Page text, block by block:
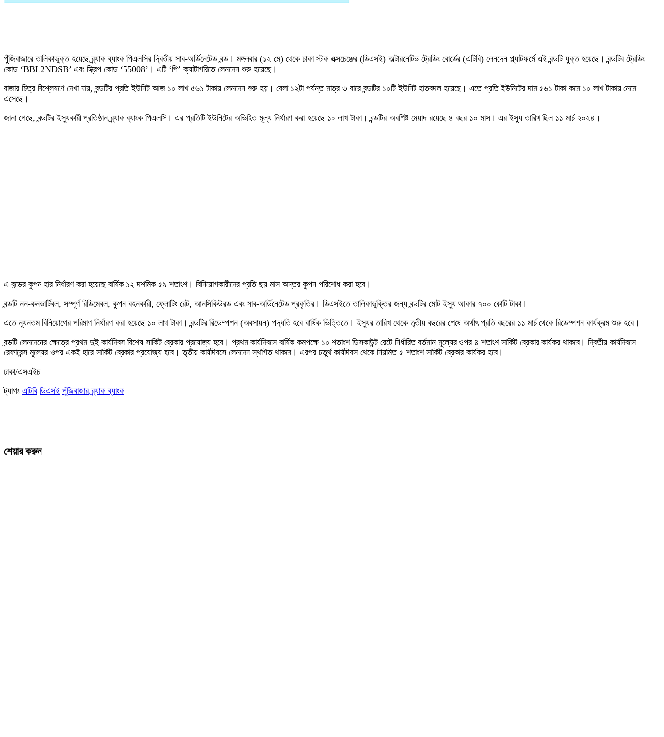
পুঁজিবাজারে তালিকাভুক্ত হয়েছে ব্র্যাক ব্যাংক পিএলসির দ্বিতীয় সাব-অর্ডিনেটেড বন্ড। মঙ্গলবার (১২ মে) থেকে ঢাকা স্টক এক্সচেঞ্জের (ডিএসই) অল্টারনেটিভ ট্রেডিং বোর্ডের (এটিবি) লেনদেন প্ল্যাটফর্মে এই বন্ডটি যুক্ত হয়েছে। বন্ডটির ট্রেডিং
কোড ‘BBL2NDSB’ এবং স্ক্রিপ কোড ‘55008’। এটি ‘পি’ ক্যাটাগরিতে লেনদেন শুরু হয়েছে।
বাজার চিত্র বিশ্লেষণে দেখা যায়, বন্ডটির প্রতি ইউনিট আজ ১০ লাখ ৫৬১ টাকায় লেনদেন শুরু হয়। বেলা ১২টা পর্যন্ত মাত্র ৩ বারে বন্ডটির ১০টি ইউনিট হাতবদল হয়েছে। এতে প্রতি ইউনিটের দাম ৫৬১ টাকা কমে ১০ লাখ টাকায় নেমে
এসেছে।
জানা গেছে, বন্ডটির ইস্যুকারী প্রতিষ্ঠান ব্র্যাক ব্যাংক পিএলসি। এর প্রতিটি ইউনিটের অভিহিত মূল্য নির্ধারণ করা হয়েছে ১০ লাখ টাকা। বন্ডটির অবশিষ্ট মেয়াদ রয়েছে ৪ বছর ১০ মাস। এর ইস্যু তারিখ ছিল ১১ মার্চ ২০২৪।
এ বন্ডের কুপন হার নির্ধারণ করা হয়েছে বার্ষিক ১২ দশমিক ৫৯ শতাংশ। বিনিয়োগকারীদের প্রতি ছয় মাস অন্তর কুপন পরিশোধ করা হবে।
বন্ডটি নন-কনভার্টিবল, সম্পূর্ণ রিডিমেবল, কুপন বহনকারী, ফ্লোটিং রেট, আনসিকিউরড এবং সাব-অর্ডিনেটেড প্রকৃতির। ডিএসইতে তালিকাভুক্তির জন্য বন্ডটির মোট ইস্যু আকার ৭০০ কোটি টাকা।
এতে ন্যূনতম বিনিয়োগের পরিমাণ নির্ধারণ করা হয়েছে ১০ লাখ টাকা। বন্ডটির রিডেম্পশন (অবসায়ন) পদ্ধতি হবে বার্ষিক ভিত্তিতে। ইস্যুর তারিখ থেকে তৃতীয় বছরের শেষে অর্থাৎ প্রতি বছরের ১১ মার্চ থেকে রিডেম্পশন কার্যক্রম শুরু হবে।
বন্ডটি লেনদেনের ক্ষেত্রে প্রথম দুই কার্যদিবস বিশেষ সার্কিট ব্রেকার প্রযোজ্য হবে। প্রথম কার্যদিবসে বার্ষিক কমপক্ষে ১০ শতাংশ ডিসকাউন্ট রেটে নির্ধারিত বর্তমান মূল্যের ওপর ৪ শতাংশ সার্কিট ব্রেকার কার্যকর থাকবে। দ্বিতীয় কার্যদিবসে
রেফারেন্স মূল্যের ওপর একই হারে সার্কিট ব্রেকার প্রযোজ্য হবে। তৃতীয় কার্যদিবসে লেনদেন স্থগিত থাকবে। এরপর চতুর্থ কার্যদিবস থেকে নিয়মিত ৫ শতাংশ সার্কিট ব্রেকার কার্যকর হবে।
ঢাকা/এসএইচ
ট্যাগঃ এটিবি ডিএসই পুঁজিবাজার ব্র্যাক ব্যাংক
শেয়ার করুন